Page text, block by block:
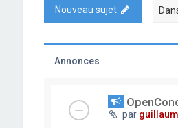
Nouveau sujet
Annonces
par